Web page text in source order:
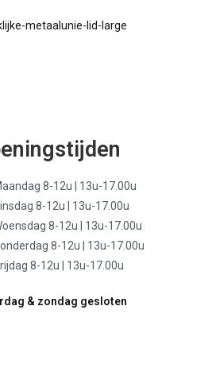
8-12u | 13u-17.00u
8-12u | 13u-17.00u
8-12u | 13u-17.00u
8-12u | 13u-17.00u
8-12u | 13u-17.00u
& zondag gesloten